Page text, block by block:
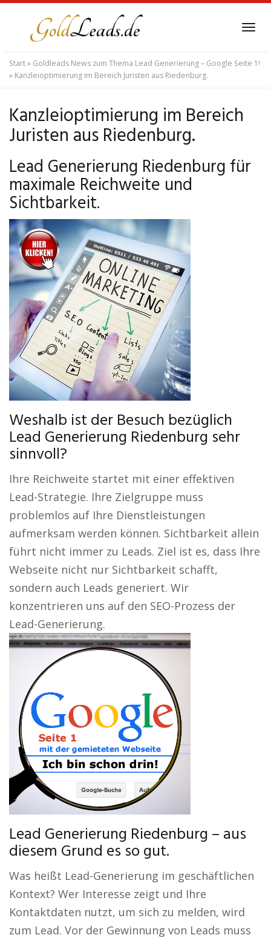
content
Start» Goldleads News zum Thema Lead Generierung – Google Seite 1!
» Kanzleioptimierung im Bereich Juristen aus Riedenburg.
Kanzleioptimierung im Bereich
Juristen aus Riedenburg.
Lead Generierung Riedenburg für
maximale Reichweite und
Sichtbarkeit.
Weshalb ist der Besuch bezüglich
Lead Generierung Riedenburg sehr
sinnvoll?
Ihre Reichweite startet mit einer effektiven
Lead-Strategie. Ihre Zielgruppe muss
problemlos auf Ihre Dienstleistungen
aufmerksam werden können. Sichtbarkeit allein
führt nicht immer zu Leads. Ziel ist es, dass Ihre
Webseite nicht nur Sichtbarkeit schafft,
sondern auch Leads generiert. Wir
konzentrieren uns auf den SEO-Prozess der
Lead-Generierung.
Lead Generierung Riedenburg – aus
diesem Grund es so gut.
Was heißt Lead-Generierung im geschäftlichen
Kontext? Wer Interesse zeigt und Ihre
Kontaktdaten nutzt, um sich zu melden, wird
zum Lead. Vor der Gewinnung von Leads muss